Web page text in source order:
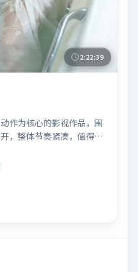
2:22:39
作为核心的影视作品，围
，整体节奏紧凑，值得推